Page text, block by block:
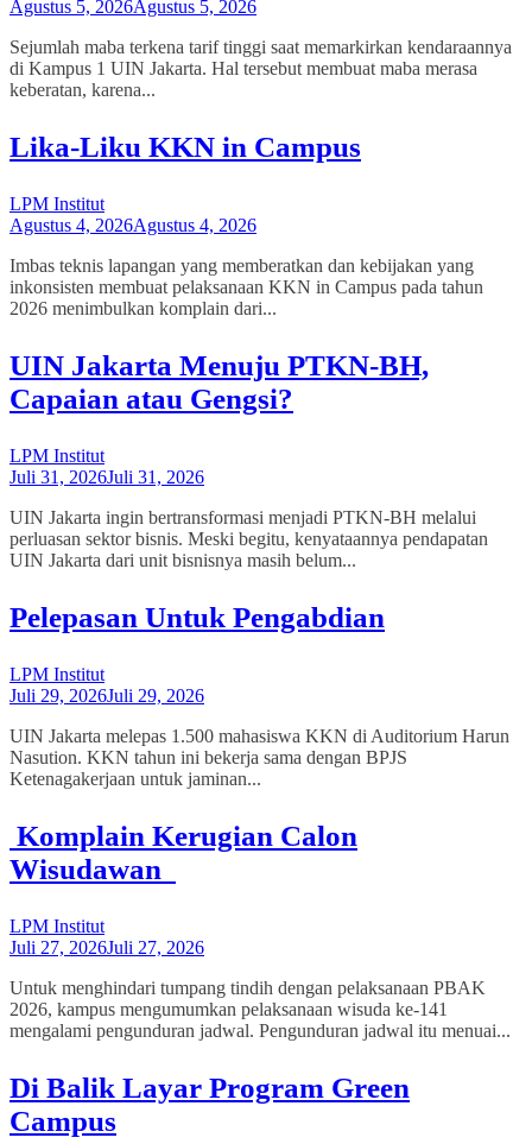
Agustus 5, 2026Agustus 5, 2026
Sejumlah maba terkena tarif tinggi saat memarkirkan kendaraannya
di Kampus 1 UIN Jakarta. Hal tersebut membuat maba merasa
keberatan, karena...
Lika-Liku KKN in Campus
LPM Institut
Agustus 4, 2026Agustus 4, 2026
Imbas teknis lapangan yang memberatkan dan kebijakan yang
inkonsisten membuat pelaksanaan KKN in Campus pada tahun
2026 menimbulkan komplain dari...
UIN Jakarta Menuju PTKN-BH,
Capaian atau Gengsi?
LPM Institut
Juli 31, 2026Juli 31, 2026
UIN Jakarta ingin bertransformasi menjadi PTKN-BH melalui
perluasan sektor bisnis. Meski begitu, kenyataannya pendapatan
UIN Jakarta dari unit bisnisnya masih belum...
Pelepasan Untuk Pengabdian
LPM Institut
Juli 29, 2026Juli 29, 2026
UIN Jakarta melepas 1.500 mahasiswa KKN di Auditorium Harun
Nasution. KKN tahun ini bekerja sama dengan BPJS
Ketenagakerjaan untuk jaminan...
Komplain Kerugian Calon
Wisudawan
LPM Institut
Juli 27, 2026Juli 27, 2026
Untuk menghindari tumpang tindih dengan pelaksanaan PBAK
2026, kampus mengumumkan pelaksanaan wisuda ke-141
mengalami pengunduran jadwal. Pengunduran jadwal itu menuai...
Di Balik Layar Program Green
Campus